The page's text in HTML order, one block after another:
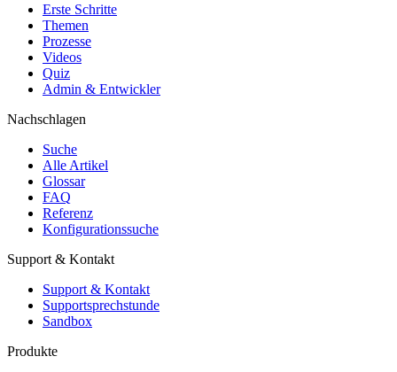
Erste Schritte
Themen
Prozesse
Videos
Quiz
Admin & Entwickler
Nachschlagen
Suche
Alle Artikel
Glossar
FAQ
Referenz
Konfigurationssuche
Support & Kontakt
Support & Kontakt
Supportsprechstunde
Sandbox
Produkte